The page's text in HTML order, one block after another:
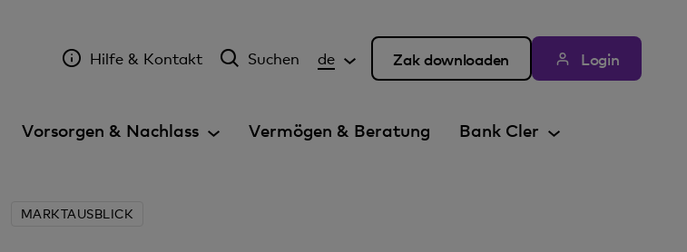
Hilfe & Kontakt Suchen de Zak downloaden Login
Vorsorgen & Nachlass Vermögen & Beratung Bank Cler
MARKTAUSBLICK